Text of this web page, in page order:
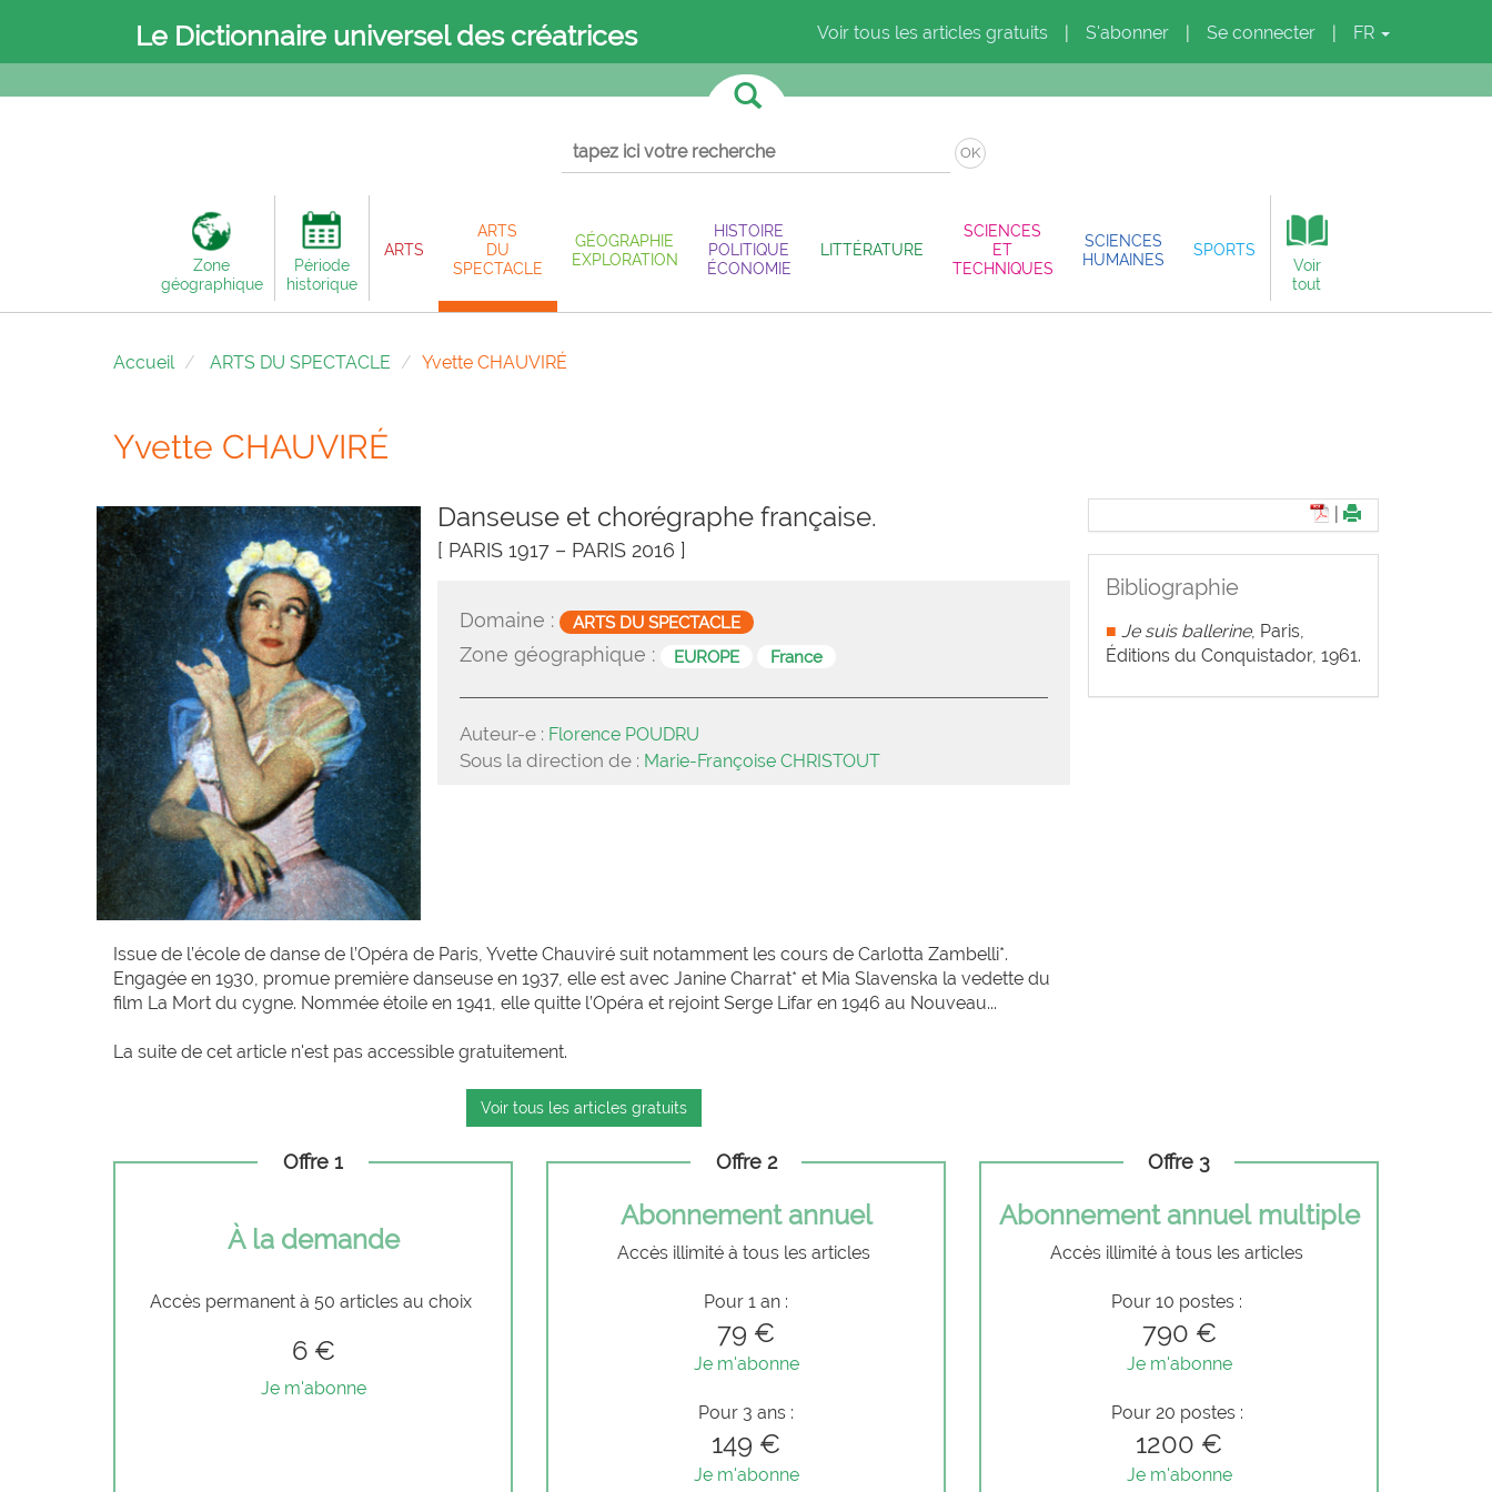
Le Dictionnaire universel des créatrices Voir tous les articles gratuits S'abonner Se connecter FR
OK
Zone
géographique
Période
historique
ARTS
ARTS
DU
SPECTACLE
GÉOGRAPHIE
EXPLORATION
HISTOIRE
POLITIQUE
ÉCONOMIE
LITTÉRATURE
SCIENCES
ET
TECHNIQUES
SCIENCES
HUMAINES
SPORTS
Voir
tout
Accueil ARTS DU SPECTACLE Yvette CHAUVIRÉ
Yvette CHAUVIRÉ
Danseuse et chorégraphe française.
[ PARIS 1917 – PARIS 2016 ]
Domaine : ARTS DU SPECTACLE
Zone géographique : EUROPE France
Auteur-e : Florence POUDRU
Sous la direction de : Marie-Françoise CHRISTOUT
Issue de l’école de danse de l’Opéra de Paris, Yvette Chauviré suit notamment les cours de Carlotta Zambelli*.
Engagée en 1930, promue première danseuse en 1937, elle est avec Janine Charrat* et Mia Slavenska la vedette du
film La Mort du cygne. Nommée étoile en 1941, elle quitte l’Opéra et rejoint Serge Lifar en 1946 au Nouveau...
La suite de cet article n'est pas accessible gratuitement.
Voir tous les articles gratuits
Bibliographie
■ Je suis ballerine, Paris,
Éditions du Conquistador, 1961.
Offre 1
À la demande
Accès permanent à 50 articles au choix
6 €
Je m'abonne
Offre 2
Abonnement annuel
Accès illimité à tous les articles
Pour 1 an :
79 €
Je m'abonne
Pour 3 ans :
149 €
Je m'abonne
Offre 3
Abonnement annuel multiple
Accès illimité à tous les articles
Pour 10 postes :
790 €
Je m'abonne
Pour 20 postes :
1200 €
Je m'abonne